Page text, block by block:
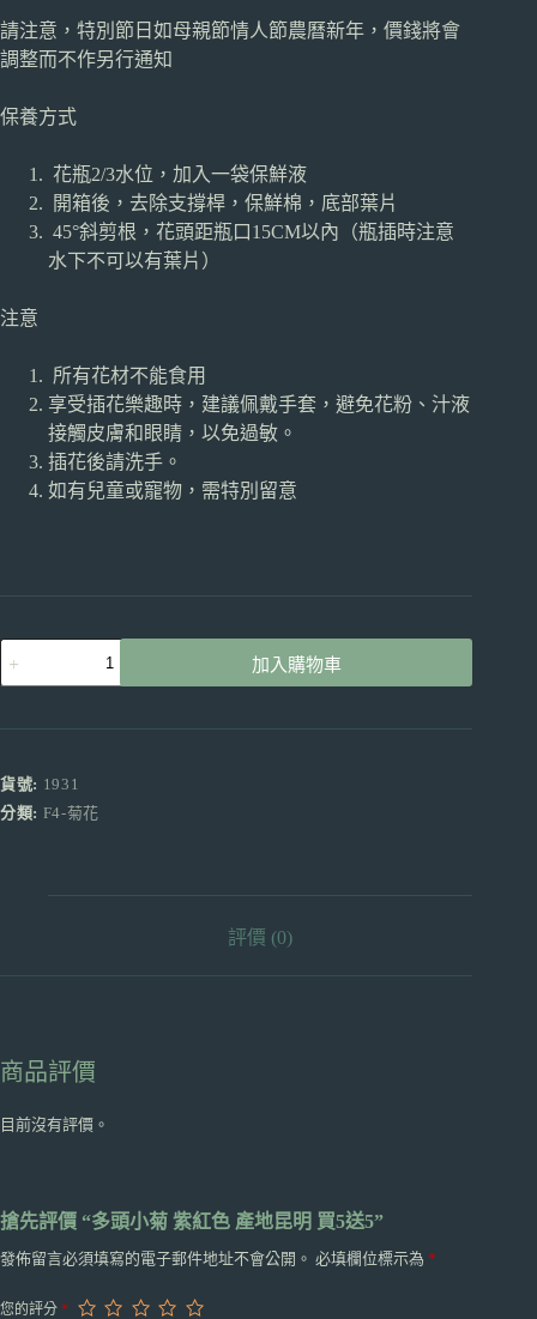
請注意，特別節日如母親節情人節農曆新年，價錢將會
調整而不作另行通知
保養方式
花瓶2/3水位，加入一袋保鮮液
開箱後，去除支撐桿，保鮮棉，底部葉片
45°斜剪根，花頭距瓶口15CM以內（瓶插時注意
水下不可以有葉片）
注意
所有花材不能食用
享受插花樂趣時，建議佩戴手套，避免花粉、汁液
接觸皮膚和眼睛，以免過敏。
插花後請洗手。
如有兒童或寵物，需特別留意
菊
紅
色
送
加入購物車
貨號: 1931
分類: F4-菊花
評價 (0)
商品評價
目前沒有評價。
搶先評價 “多頭小菊 紫紅色 產地昆明 買5送5”
發佈留言必須填寫的電子郵件地址不會公開。 必填欄位標示為 *
您的評分 *